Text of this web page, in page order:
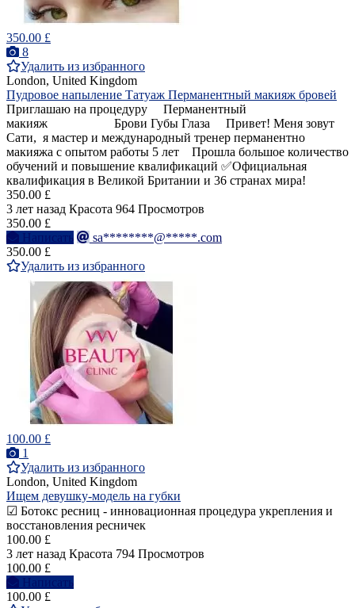
350.00 £
8
Удалить из избранного
London, United Kingdom
Пудровое напыление Татуаж Перманентный макияж бровей
Приглашаю на процедуру Перманентный
макияж Брови Губы Глаза Привет! Меня зовут
Сати, я мастер и международный тренер перманентно
макияжа с опытом работы 5 лет Прошла большое количество
обучений и повышение квалификаций ✅Официальная
квалификация в Великой Британии и 36 странах мира!
350.00 £
3 лет назад Красота 964 Просмотров
350.00 £
Написать
sa********@*****.com
350.00 £
Удалить из избранного
100.00 £
1
Удалить из избранного
London, United Kingdom
Ищем девушку-модель на губки
☑ Ботокс ресниц - инновационная процедура укрепления и
восстановления ресничек
100.00 £
3 лет назад Красота 794 Просмотров
100.00 £
Написать
100.00 £